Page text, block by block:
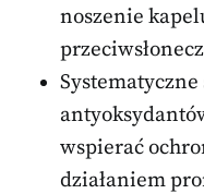
noszenie
wspierać
działaniem